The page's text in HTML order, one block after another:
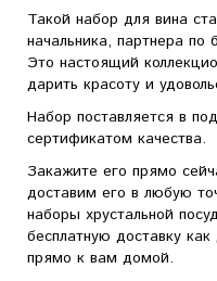
Такой набор для вина
начальника, партнера по
Это настоящий
дарить красоту и
Набор поставляется в
сертификатом качества.
Закажите его прямо
доставим его в любую
наборы хрустальной
бесплатную доставку
прямо к вам домой.